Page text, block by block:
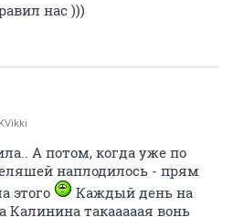
нас )))
KVikki
А потом, когда уже по
наплодилось - прям
этого
Каждый день на
Калинина такааааая вонь